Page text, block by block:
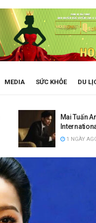
MEDIA SỨC KHỎE DU
Chủ nhân
kết hợp